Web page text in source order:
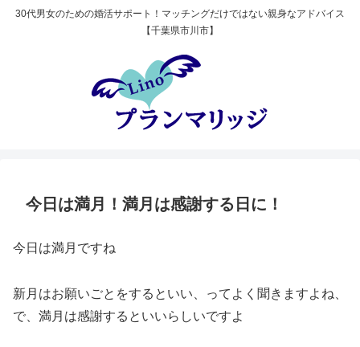
30代男女のための婚活サポート！マッチングだけではない親身なアドバイス
【千葉県市川市】
今日は満月！満月は感謝する日に！
今日は満月ですね
新月はお願いごとをするといい、ってよく聞きますよね、
で、満月は感謝するといいらしいですよ